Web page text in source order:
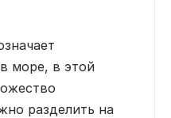
море, в этой
разделить на